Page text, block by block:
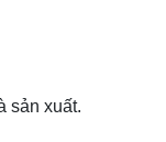
sản xuất.